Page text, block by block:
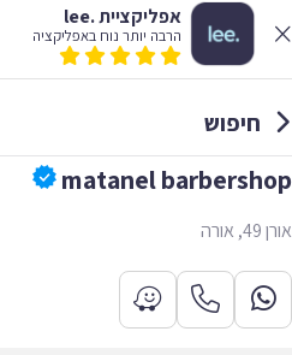
אפליקציית .lee
הרבה יותר נוח באפליקציה
חיפוש
matanel barbershop
אורן 49, אורה